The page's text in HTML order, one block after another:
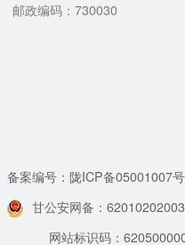
邮政编码：730030
备案编号：陇ICP备05001007
甘公安网备：
网站标识码：